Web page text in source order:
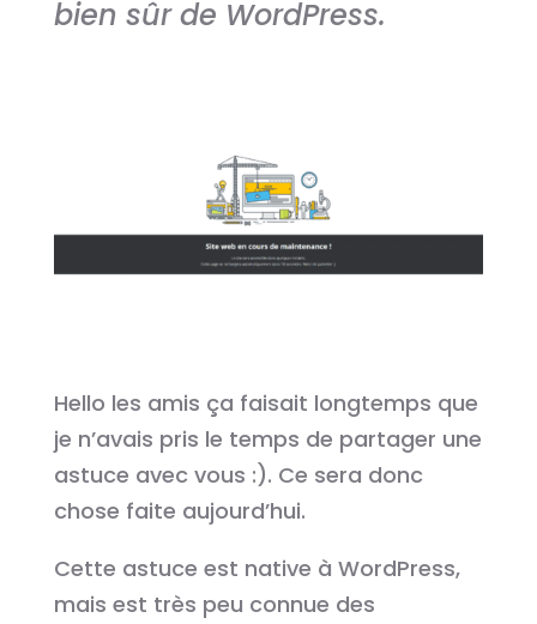
bien sûr de WordPress.
Hello les amis ça faisait longtemps que
je n’avais pris le temps de partager une
astuce avec vous :). Ce sera donc
chose faite aujourd’hui.
Cette astuce est native à WordPress,
mais est très peu connue des